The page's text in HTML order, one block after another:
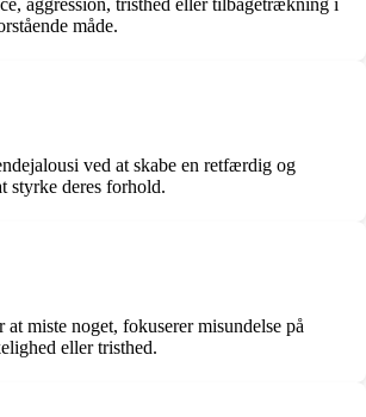
måde.
ved at skabe en retfærdig og
styrke deres forhold.
miste noget, fokuserer misundelse på
eller tristhed.